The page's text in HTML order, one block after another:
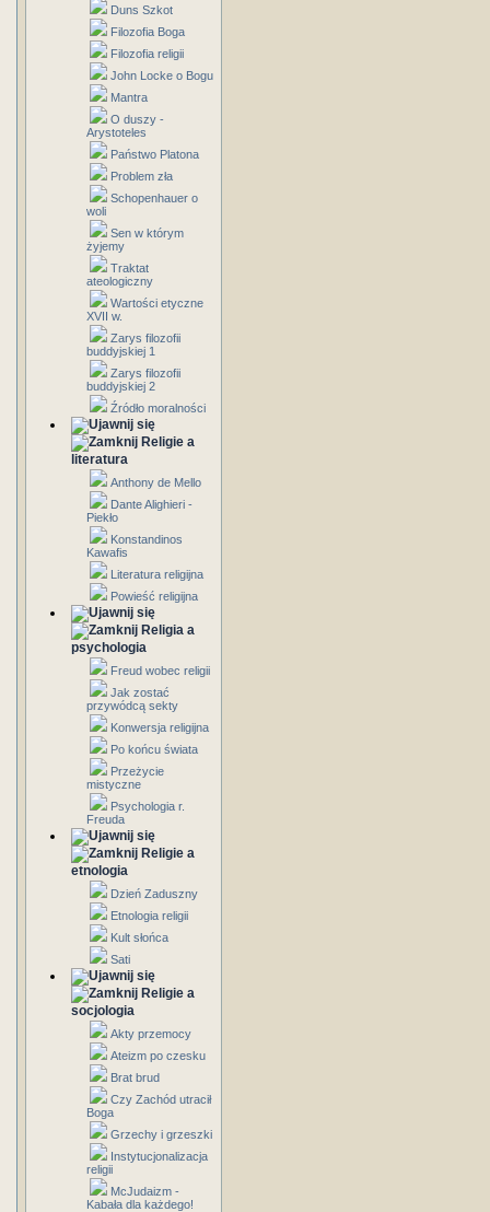
Duns Szkot
Filozofia Boga
Filozofia religii
John Locke o Bogu
Mantra
O duszy -
Arystoteles
Państwo Platona
Problem zła
Schopenhauer o
woli
Sen w którym
żyjemy
Traktat
ateologiczny
Wartości etyczne
XVII w.
Zarys filozofii
buddyjskiej 1
Zarys filozofii
buddyjskiej 2
Źródło moralności
Religie a
literatura
Anthony de Mello
Dante Alighieri -
Piekło
Konstandinos
Kawafis
Literatura religijna
Powieść religijna
Religia a
psychologia
Freud wobec religii
Jak zostać
przywódcą sekty
Konwersja religijna
Po końcu świata
Przeżycie
mistyczne
Psychologia r.
Freuda
Religie a
etnologia
Dzień Zaduszny
Etnologia religii
Kult słońca
Sati
Religie a
socjologia
Akty przemocy
Ateizm po czesku
Brat brud
Czy Zachód utracił
Boga
Grzechy i grzeszki
Instytucjonalizacja
religii
McJudaizm -
Kabała dla każdego!